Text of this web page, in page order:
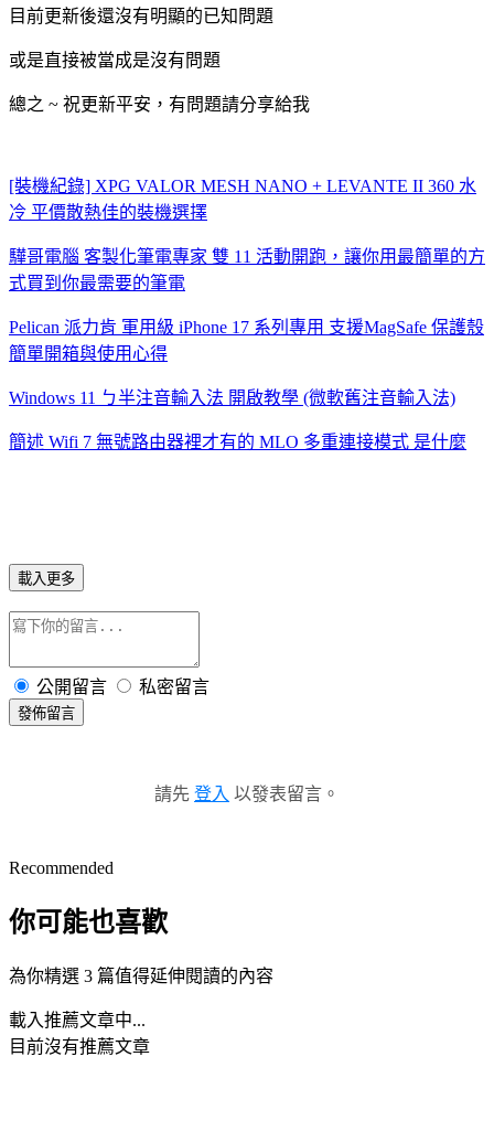
目前更新後還沒有明顯的已知問題
或是直接被當成是沒有問題
總之 ~ 祝更新平安，有問題請分享給我
[裝機紀錄] XPG VALOR MESH NANO + LEVANTE II 360 水
冷 平價散熱佳的裝機選擇
驊哥電腦 客製化筆電專家 雙 11 活動開跑，讓你用最簡單的方
式買到你最需要的筆電
Pelican 派力肯 軍用級 iPhone 17 系列專用 支援MagSafe 保護殼
簡單開箱與使用心得
Windows 11 ㄅ半注音輸入法 開啟教學 (微軟舊注音輸入法)
簡述 Wifi 7 無號路由器裡才有的 MLO 多重連接模式 是什麼
載入更多
公開留言 私密留言
發佈留言
請先 登入 以發表留言。
Recommended
你可能也喜歡
為你精選 3 篇值得延伸閱讀的內容
載入推薦文章中...
目前沒有推薦文章